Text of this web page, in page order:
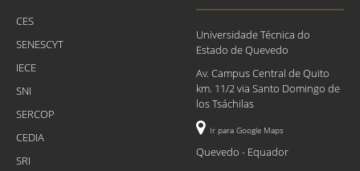
CES
SENESCYT
IECE
SNI
SERCOP
CEDIA
SRI
Universidade Técnica do
Estado de Quevedo
Av. Campus Central de Quito
km. 11/2 via Santo Domingo de
los Tsáchilas
Ir para Google Maps
Quevedo - Equador